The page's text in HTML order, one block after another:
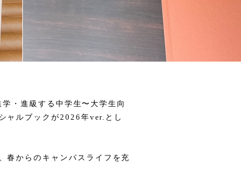
・進級する中学生〜大学生向
ャルブックが2026年ver.とし
春からのキャンパスライフを充